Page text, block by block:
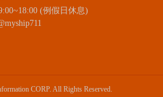
(例假日休息)
CORP. All Rights Reserved.